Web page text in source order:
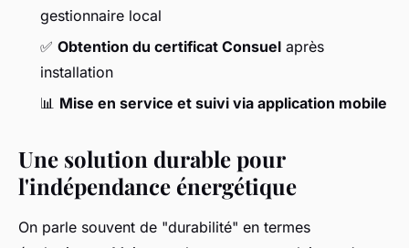
gestionnaire local
✅ Obtention du certificat Consuel après
installation
📊 Mise en service et suivi via application mobile
Une solution durable pour
l'indépendance énergétique
On parle souvent de "durabilité" en termes